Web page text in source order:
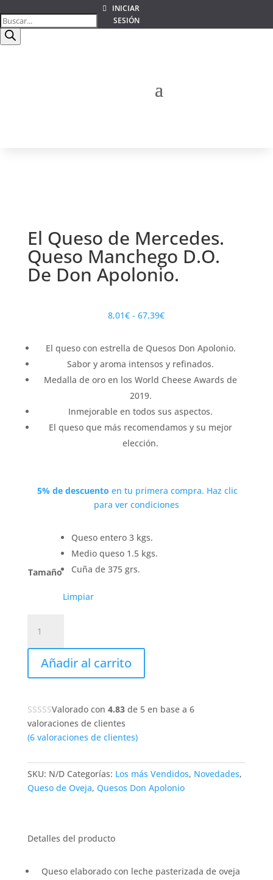
Búsqueda
de
productos
INICIAR
SESIÓN
El Queso de Mercedes.
Queso Manchego D.O.
De Don Apolonio.
8,01€ - 67,39€Rango
precios:
8,01€
hasta
El queso con estrella de Quesos Don Apolonio.
Sabor y aroma intensos y refinados.
Medalla de oro en los World Cheese Awards de
2019.
Inmejorable en todos sus aspectos.
El queso que más recomendamos y su mejor
elección.
5% de descuento en tu primera compra. Haz clic
para ver condiciones
Tamaño
Queso entero 3 kgs.
Medio queso 1.5 kgs.
Cuña de 375 grs.
Limpiar
Queso
de
Mercedes.
Queso
D.O.
De
Don
cantidad
Añadir al carrito
Valorado con 4.83de 5 en base a 6
valoraciones de clientes
(6valoraciones de clientes)
SKU: N/D Categorías: Los más Vendidos, Novedades,
Queso de Oveja, Quesos Don Apolonio
Detalles del producto
Queso elaborado con leche pasterizada de oveja